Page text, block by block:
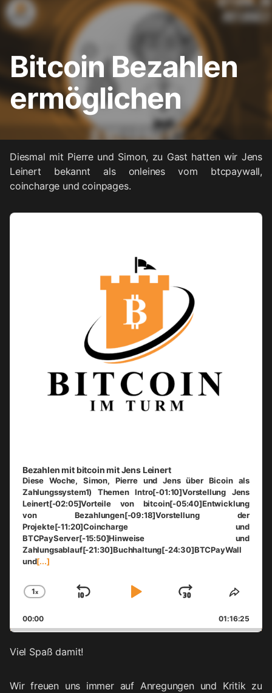
Bitcoin Bezahlen
ermöglichen
Diesmal mit Pierre und Simon, zu Gast hatten wir Jens
Leinert bekannt als onleines vom btcpaywall,
coincharge und coinpages.
Audio
Bezahlen mit bitcoin mit Jens Leinert
Diese Woche, Simon, Pierre und Jens über Bicoin als
Zahlungssystem1) Themen Intro[-01:10]Vorstellung Jens
Leinert[-02:05]Vorteile von bitcoin[-05:40]Entwicklung
von Bezahlungen[-09:18]Vorstellung der
Projekte[-11:20]Coincharge und
BTCPayServer[-15:50]Hinweise und
Zahlungsablauf[-21:30]Buchhaltung[-24:30]BTCPayWall
und[...]
Change
Rate
1x
Skip
Play
Jump
Forward
Share
00:00 01:16:25
Viel Spaß damit!
Wir freuen uns immer auf Anregungen und Kritik zu